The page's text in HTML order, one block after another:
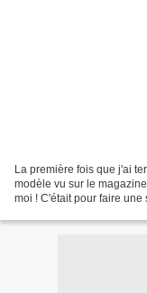
La première fois que j'ai
modèle vu sur le
moi ! C'était pour faire une